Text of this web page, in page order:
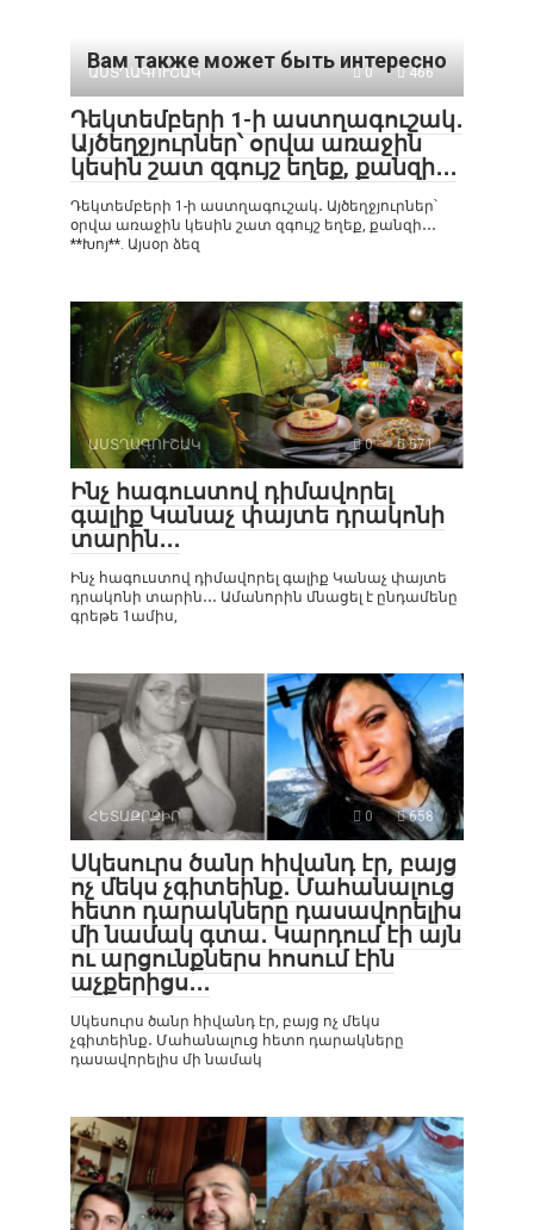
Вам также может быть интересно
ԱՍՏՂԱԳՈՒՇԱԿ 0 466
Դեկտեմբերի 1-ի աստղագուշակ․
Այծեղջյուրներ՝ օրվա առաջին
կեսին շատ զգույշ եղեք, քանզի․․․
Դեկտեմբերի 1-ի աստղագուշակ․ Այծեղջյուրներ՝
օրվա առաջին կեսին շատ զգույշ եղեք, քանզի․․․
**Խոյ**. Այսօր ձեզ
ԱՍՏՂԱԳՈՒՇԱԿ 0 571
Ինչ հագուստով դիմավորել
գալիք Կանաչ փայտե դրակոնի
տարին․․․
Ինչ հագուստով դիմավորել գալիք Կանաչ փայտե
դրակոնի տարին․․․ Ամանորին մնացել է ընդամենը
գրեթե 1ամիս,
ՀԵՏԱՔՐՔԻՐ 0 658
Սկեսուրս ծանր հիվանդ էր, բայց
ոչ մեկս չգիտեինք․ Մահանալուց
հետո դարակները դասավորելիս
մի նամակ գտա․ Կարդում էի այն
ու արցունքներս հոսում էին
աչքերիցս․․․
Սկեսուրս ծանր հիվանդ էր, բայց ոչ մեկս
չգիտեինք․ Մահանալուց հետո դարակները
դասավորելիս մի նամակ